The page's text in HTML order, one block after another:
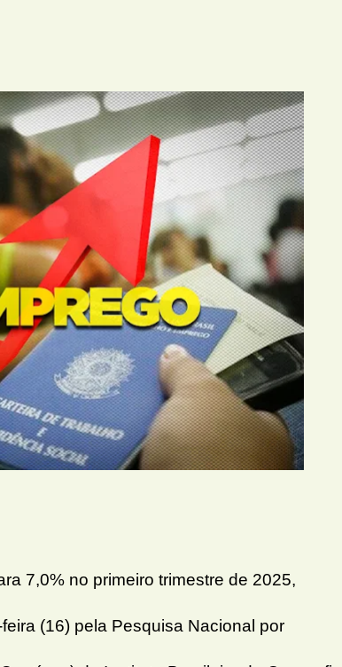
7,0% no primeiro trimestre de 2025,
(16) pela Pesquisa Nacional por